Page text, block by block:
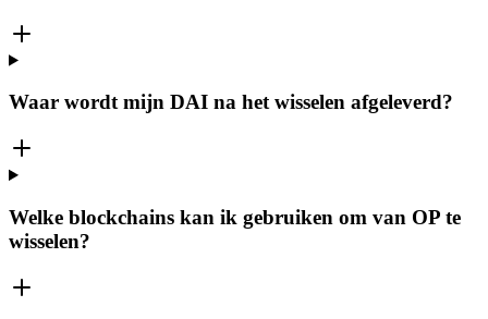
Waar wordt mijn DAI na het wisselen afgeleverd?
Welke blockchains kan ik gebruiken om van OP te
wisselen?